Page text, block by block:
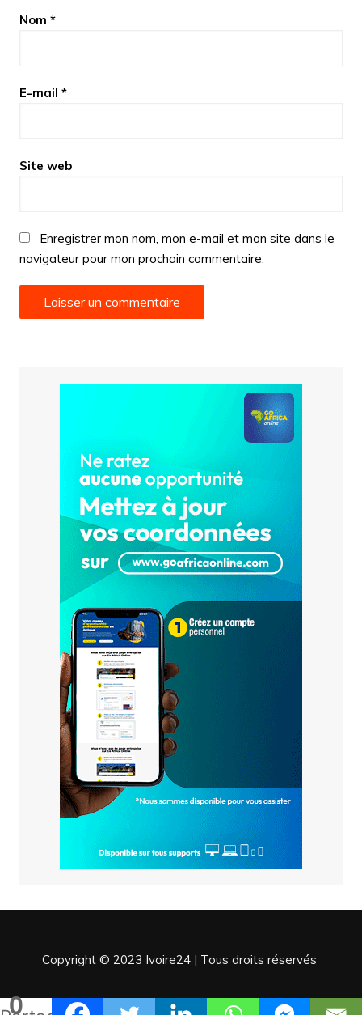
0
Nom *
E-mail *
Site web
Enregistrer mon nom, mon e-mail et mon site dans le
navigateur pour mon prochain commentaire.
Copyright © 2023 Ivoire24 | Tous droits réservés